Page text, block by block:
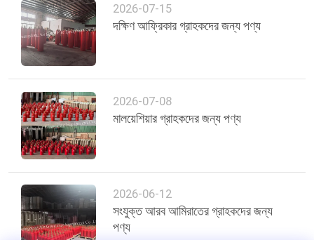
2026-07-15
দক্ষিণ আফ্রিকার গ্রাহকদের জন্য পণ্য
2026-07-08
মালয়েশিয়ার গ্রাহকদের জন্য পণ্য
2026-06-12
সংযুক্ত আরব আমিরাতের গ্রাহকদের জন্য
পণ্য